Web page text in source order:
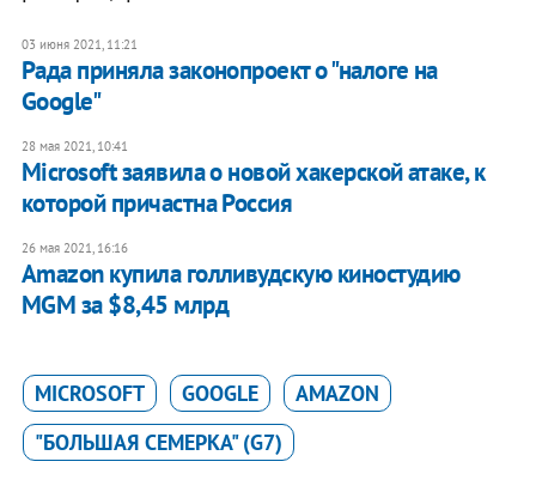
03 июня 2021, 11:21
Рада приняла законопроект о "налоге на
Google"
28 мая 2021, 10:41
Microsoft заявила о новой хакерской атаке, к
которой причастна Россия
26 мая 2021, 16:16
Amazon купила голливудскую киностудию
MGM за $8,45 млрд
MICROSOFT GOOGLE
AMAZON
"БОЛЬШАЯ СЕМЕРКА" (G7)